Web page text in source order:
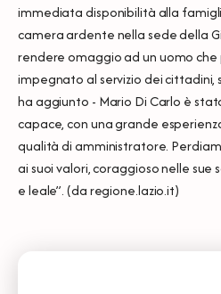
immediata disponibilità alla
camera ardente nella sede della
rendere omaggio ad un uomo che
impegnato al servizio dei
ha aggiunto - Mario Di Carlo è
capace, con una grande
qualità di amministratore.
ai suoi valori, coraggioso nelle sue
e leale”. (da regione.lazio.it)